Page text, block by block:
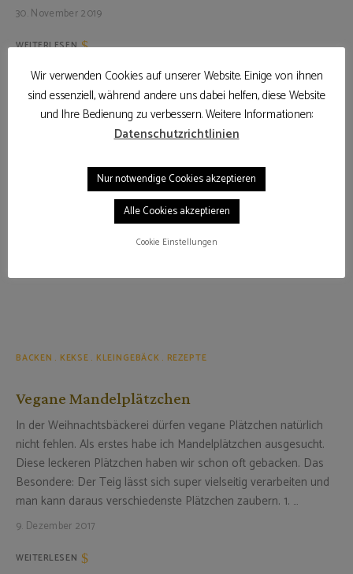
30. November 2019
WEITERLESEN
BACKEN KEKSE KLEINGEBÄCK REZEPTE
Vegane Mandelplätzchen
In der Weihnachtsbäckerei dürfen vegane Plätzchen natürlich
nicht fehlen. Als erstes habe ich Mandelplätzchen ausgesucht.
Diese leckeren Plätzchen haben wir schon oft gebacken. Das
Besondere: Der Teig lässt sich super vielseitig verarbeiten und
man kann daraus verschiedenste Plätzchen zaubern. 1. …
9. Dezember 2017
WEITERLESEN
Wir verwenden Cookies auf unserer Website. Einige von ihnen
sind essenziell, während andere uns dabei helfen, diese Website
und Ihre Bedienung zu verbessern. Weitere Informationen:
Datenschutzrichtlinien
Nur notwendige Cookies akzeptieren
Alle Cookies akzeptieren
Cookie Einstellungen